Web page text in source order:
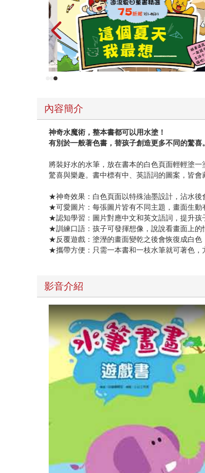
內容簡介
神奇水魔術，整本書都可以用水塗！
有別於一般著色書，替孩子創造更多不同的驚喜。
將裝好水的水筆，放在書本的白色頁面輕輕塗
驚喜與樂趣。書中標有中、英語詞的圖案，皆
★神奇效果：白色頁面以特殊油墨設計，沾水後
★可愛圖片：每張圖片皆有不同主題，畫面生動
★認知學習：圖片對應中文和英文語詞，提升孩
★訓練口語：孩子可發揮想像，說說看畫面上的
★反覆遊戲：塗溼的畫面變乾之後會恢復成白色
★攜帶方便：只需一本書和一枝水筆就可著色
影音介紹